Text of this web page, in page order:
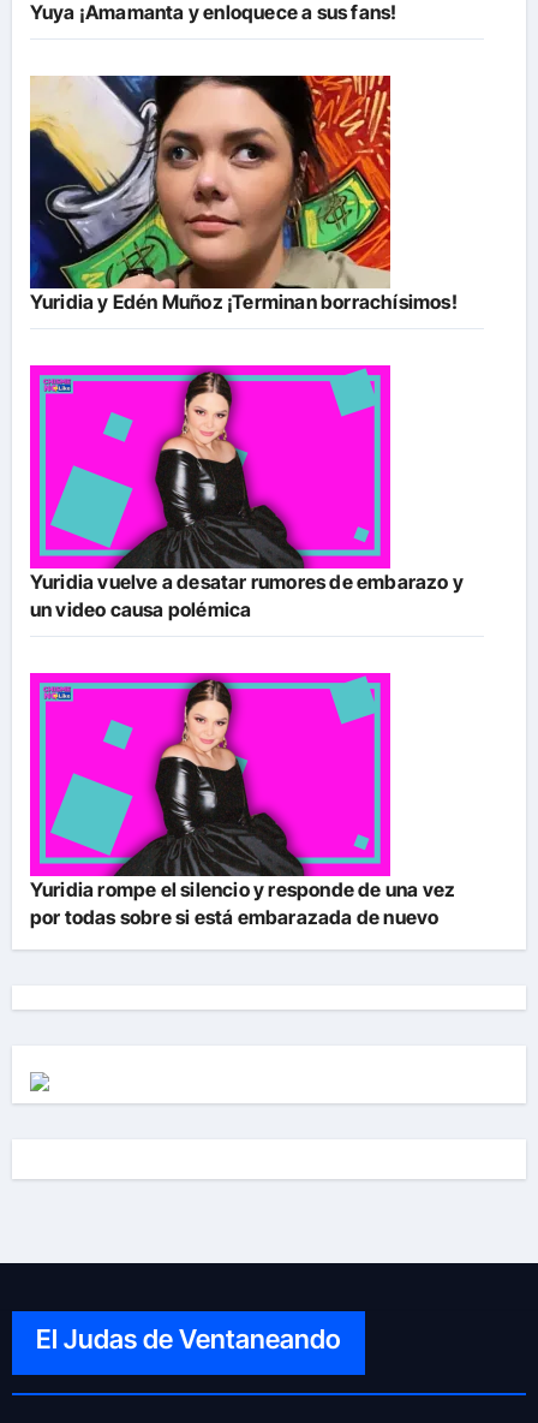
Yuya ¡Amamanta y enloquece a sus fans!
Yuridia y Edén Muñoz ¡Terminan borrachísimos!
Yuridia vuelve a desatar rumores de embarazo y
un video causa polémica
Yuridia rompe el silencio y responde de una vez
por todas sobre si está embarazada de nuevo
El Judas de Ventaneando